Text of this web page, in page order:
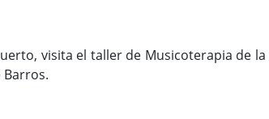
visita el taller de Musicoterapia de
Barros.